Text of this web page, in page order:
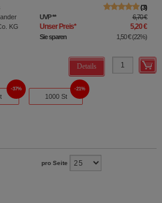
KG
3
UVP** 6,70 €
Unser Preis* 5,20 €
Sie sparen 1,50 €(22%)
Details
37%
1000 St
21%
pro Seite